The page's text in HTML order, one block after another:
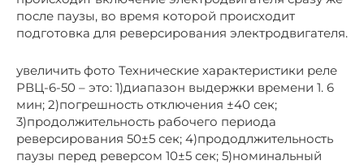
после паузы, во время которой происходит
подготовка для реверсирования электродвигателя.
увеличить фото Технические характеристики реле
РВЦ-6-50 – это: 1)диапазон выдержки времени 1. 6
мин; 2)погрешность отключения ±40 сек;
3)продолжительность рабочего периода
реверсирования 50±5 сек; 4)прододлжительность
паузы перед реверсом 10±5 сек; 5)номинальный